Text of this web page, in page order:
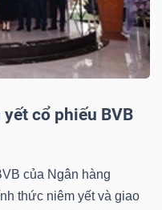
cổ phiếu BVB
của Ngân hàng
thức niêm yết và giao